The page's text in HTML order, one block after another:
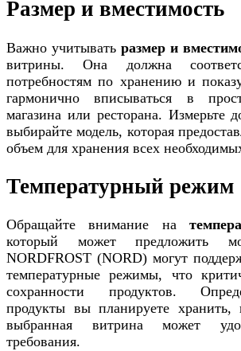
Размер и вместимость
Важно учитывать размер и
витрины. Она должна
потребностям по хранению и
гармонично вписываться в
магазина или ресторана. Измерьте
выбирайте модель, которая
объем для хранения всех
Температурный режим
Обращайте внимание на
который может предложить
NORDFROST (NORD) могут
температурные режимы, что
сохранности продуктов.
продукты вы планируете хранить,
выбранная витрина может
требования.